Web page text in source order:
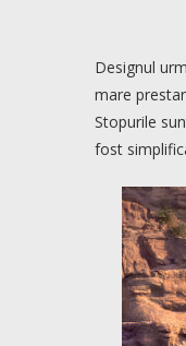
Designul
mare
Stopurile
fost